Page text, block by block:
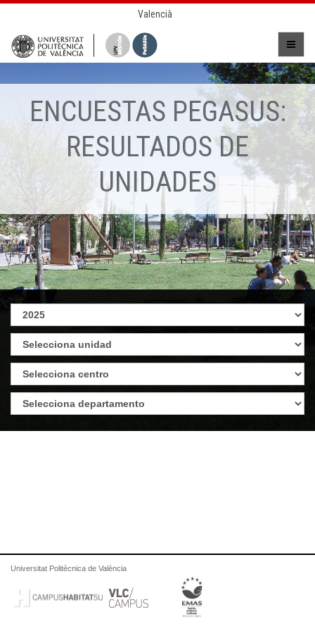
Valencià
ENCUESTAS PEGASUS:
RESULTADOS DE
UNIDADES
Universitat Politècnica de València